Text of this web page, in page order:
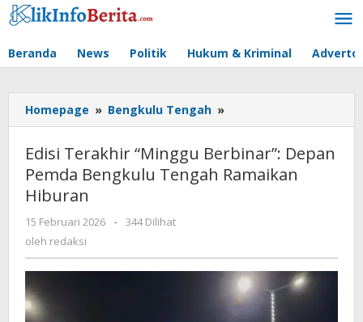
Lewati
ke
Beranda News Politik Hukum & Kriminal
Homepage » Bengkulu Tengah »
Terakhir
Berbinar":
Depan
Hiburan
Edisi Terakhir “Minggu Berbinar”: Depan
Pemda Bengkulu Tengah Ramaikan
Hiburan
15 Februari 2026
oleh
-
344 Dilihat
oleh redaksi